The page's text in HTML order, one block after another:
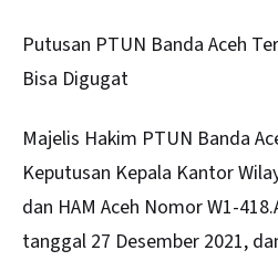
Putusan PTUN Banda Aceh
Bisa Digugat
Majelis Hakim PTUN Banda
Keputusan Kepala Kantor
dan HAM Aceh Nomor W1-
tanggal 27 Desember 2021,